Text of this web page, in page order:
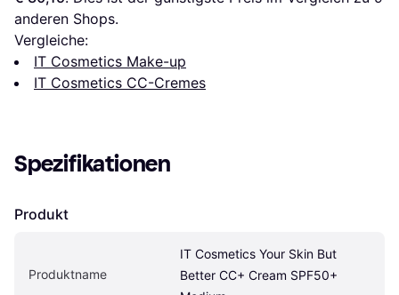
anderen Shops.
Vergleiche:
IT Cosmetics Make-up
IT Cosmetics CC-Cremes
Spezifikationen
Produkt
Produktname
IT Cosmetics Your Skin But
Better CC+ Cream SPF50+